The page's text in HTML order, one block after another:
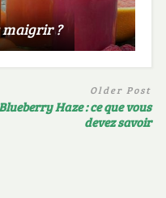
?
Older Post
Haze : ce que vous
devez savoir